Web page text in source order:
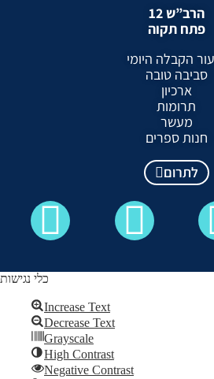
הרב”ש 12
פתח תקוה
הקבלה היומי
סביבה טובה
ארכיון
תרומות
מעשר
חנות ספרים
לתרום
Skip to content
כלי נגישות
Increase Text
Decrease Text
Grayscale
High Contrast
Negative Contrast